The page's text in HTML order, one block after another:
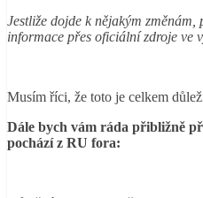
Jestliže dojde k nějakým
informace přes oficiální zdroje ve
Musím říci, že toto je celkem
Dále bych vám ráda přibližně
pochází z RU fora: